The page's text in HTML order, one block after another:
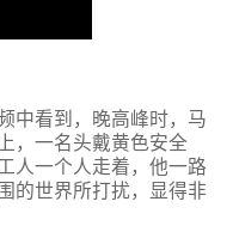
中看到，晚高峰时，马
，一名头戴黄色安全
人一个人走着，他一路
的世界所打扰，显得非